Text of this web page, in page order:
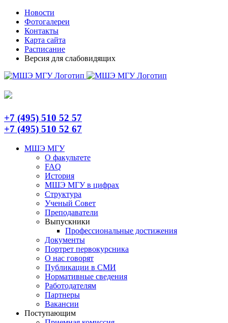
Skip
content
TelegramНовости
Фотогалереи
Контакты
Карта сайта
Расписание
Версия для слабовидящих
+7 (495) 510 52 57
+7 (495) 510 52 67
МШЭ МГУ
О факультете
FAQ
История
МШЭ МГУ в цифрах
Структура
Ученый Совет
Преподаватели
Выпускники
Профессиональные достижения
Документы
Портрет первокурсника
О нас говорят
Публикации в СМИ
Нормативные сведения
Работодателям
Партнеры
Вакансии
Поступающим